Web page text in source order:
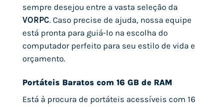
sempre desejou entre a vasta seleção da
VORPC. Caso precise de ajuda, nossa equipe
está pronta para guiá-lo na escolha do
computador perfeito para seu estilo de vida e
orçamento.
Portáteis Baratos com 16 GB de RAM
Está à procura de portáteis acessíveis com 16